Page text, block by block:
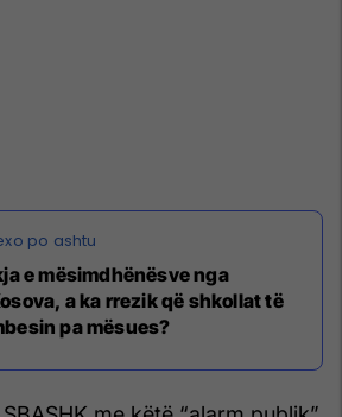
e mësimdhënësve nga
a ka rrezik që shkollat të
pa mësues?